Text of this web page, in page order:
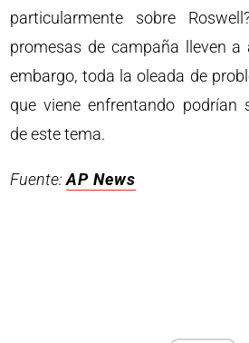
particularmente sobre
promesas de campaña lleven a
embargo, toda la oleada de
que viene enfrentando podrían
de este tema.
Fuente:AP News